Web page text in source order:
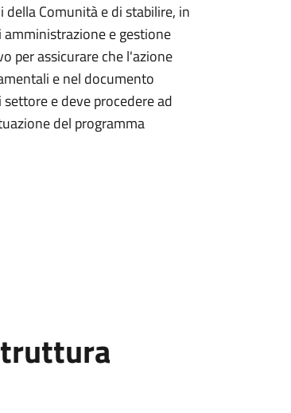
Comunità e di stabilire, in
e gestione
per assicurare che l'azione
e nel documento
e deve procedere ad
del programma